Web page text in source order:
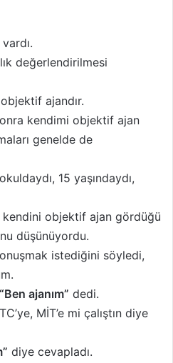
değerlendirilmesi
ajandır.
kendimi objektif ajan
genelde de
15 yaşındaydı,
objektif ajan gördüğü
düşünüyordu.
istediğini söyledi,
“Ben ajanım” dedi.
MİT’e mi çalıştın diye
diye cevapladı.